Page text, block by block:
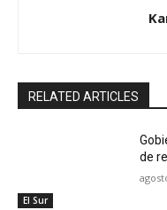
RELATED ARTICLES
El Sur
de